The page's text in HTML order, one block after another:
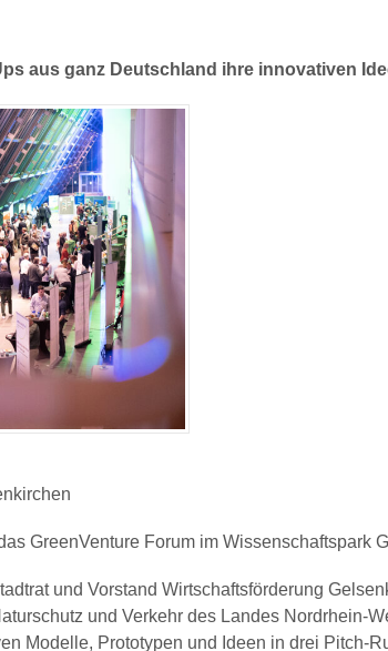
aus ganz Deutschland ihre innovativen
GreenVenture Forum im Wissenschaftspark
und Vorstand Wirtschaftsförderung
und Verkehr des Landes Nordrhein-
Modelle, Prototypen und Ideen in drei Pitch-